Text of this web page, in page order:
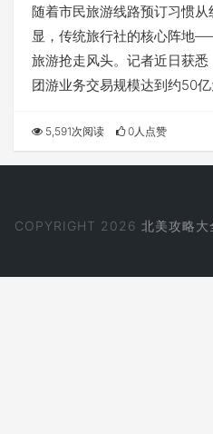
50%
随着市民旅游线路预订习惯
显，传统旅行社的核心阵地
旅游抢走风头。记者近日获
团游业务交易规模达到约50
5,591次阅读 0人点赞
COPYRIGHT 2026 北美攻略大